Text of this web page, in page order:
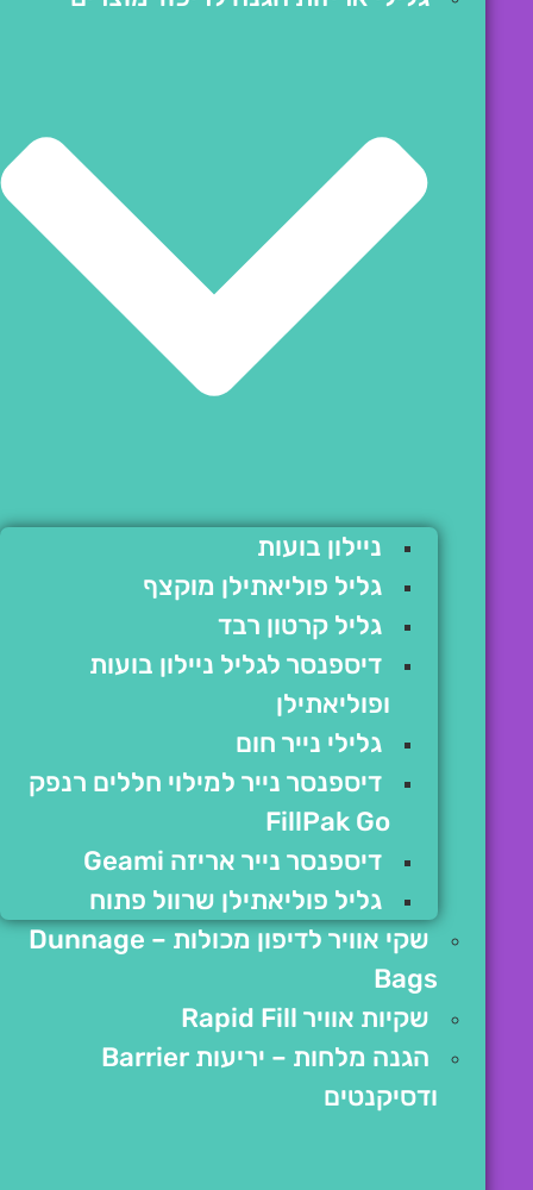
ניילון בועות
גליל פוליאתילן מוקצף
גליל קרטון רבד
דיספנסר לגליל ניילון בועות
ופוליאתילן
גלילי נייר חום
דיספנסר נייר למילוי חללים רנפק
FillPak Go
דיספנסר נייר אריזה Geami
גליל פוליאתילן שרוול פתוח
שקי אוויר לדיפון מכולות – Dunnage
Bags
שקיות אוויר Rapid Fill
הגנה מלחות – יריעות Barrier
ודסיקנטים